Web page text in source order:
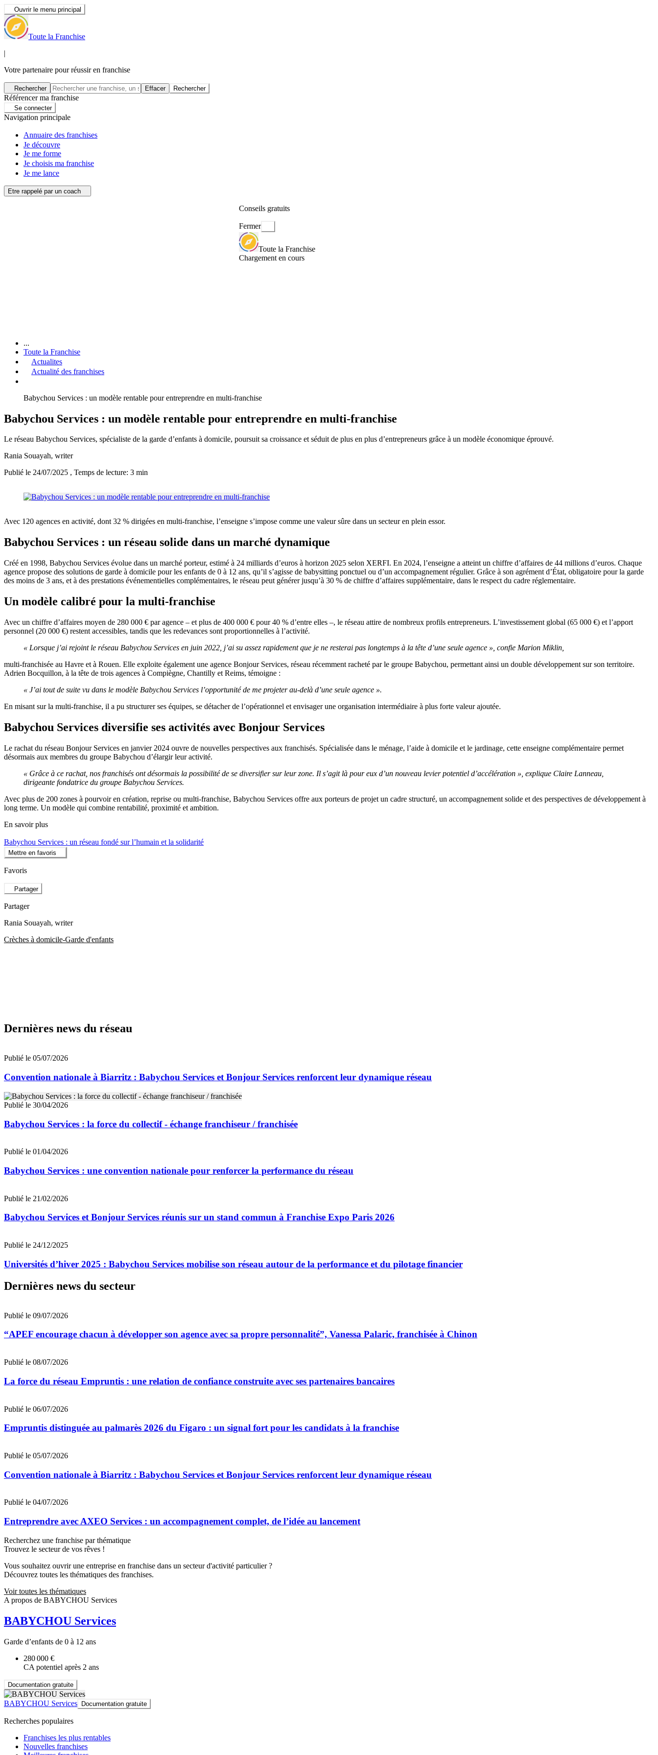
Ouvrir le menu principal
Toute la Franchise
|
Votre partenaire pour réussir en franchise
Rechercher Effacer Rechercher
Référencer ma franchise
Se connecter
Navigation principale
Annuaire des franchises
Je découvre
Je me forme
Je choisis ma franchise
Je me lance
Etre rappelé par un coach
Conseils gratuits
Fermer
Toute la Franchise
Chargement en cours
...
Toute la Franchise
Actualites
Actualité des franchises
Babychou Services : un modèle rentable pour entreprendre en multi-franchise
Babychou Services : un modèle rentable pour entreprendre en multi-franchise
Le réseau Babychou Services, spécialiste de la garde d’enfants à domicile, poursuit sa croissance et séduit de plus en plus d’entrepreneurs grâce à un modèle économique éprouvé.
Rania Souayah, writer
Publié le 24/07/2025 , Temps de lecture: 3 min
Avec 120 agences en activité, dont 32 % dirigées en multi-franchise, l’enseigne s’impose comme une valeur sûre dans un secteur en plein essor.
Babychou Services : un réseau solide dans un marché dynamique
Créé en 1998, Babychou Services évolue dans un marché porteur, estimé à 24 milliards d’euros à horizon 2025 selon XERFI. En 2024, l’enseigne a atteint un chiffre d’affaires de 44 millions d’euros. Chaque
agence propose des solutions de garde à domicile pour les enfants de 0 à 12 ans, qu’il s’agisse de babysitting ponctuel ou d’un accompagnement régulier. Grâce à son agrément d’État, obligatoire pour la garde
des moins de 3 ans, et à des prestations événementielles complémentaires, le réseau peut générer jusqu’à 30 % de chiffre d’affaires supplémentaire, dans le respect du cadre réglementaire.
Un modèle calibré pour la multi-franchise
Avec un chiffre d’affaires moyen de 280 000 € par agence – et plus de 400 000 € pour 40 % d’entre elles –, le réseau attire de nombreux profils entrepreneurs. L’investissement global (65 000 €) et l’apport
personnel (20 000 €) restent accessibles, tandis que les redevances sont proportionnelles à l’activité.
« Lorsque j’ai rejoint le réseau Babychou Services en juin 2022, j’ai su assez rapidement que je ne resterai pas longtemps à la tête d’une seule agence », confie Marion Miklin,
multi-franchisée au Havre et à Rouen. Elle exploite également une agence Bonjour Services, réseau récemment racheté par le groupe Babychou, permettant ainsi un double développement sur son territoire.
Adrien Bocquillon, à la tête de trois agences à Compiègne, Chantilly et Reims, témoigne :
« J’ai tout de suite vu dans le modèle Babychou Services l’opportunité de me projeter au-delà d’une seule agence ».
En misant sur la multi-franchise, il a pu structurer ses équipes, se détacher de l’opérationnel et envisager une organisation intermédiaire à plus forte valeur ajoutée.
Babychou Services diversifie ses activités avec Bonjour Services
Le rachat du réseau Bonjour Services en janvier 2024 ouvre de nouvelles perspectives aux franchisés. Spécialisée dans le ménage, l’aide à domicile et le jardinage, cette enseigne complémentaire permet
désormais aux membres du groupe Babychou d’élargir leur activité.
« Grâce à ce rachat, nos franchisés ont désormais la possibilité de se diversifier sur leur zone. Il s’agit là pour eux d’un nouveau levier potentiel d’accélération », explique Claire Lanneau,
dirigeante fondatrice du groupe Babychou Services.
Avec plus de 200 zones à pourvoir en création, reprise ou multi-franchise, Babychou Services offre aux porteurs de projet un cadre structuré, un accompagnement solide et des perspectives de développement à
long terme. Un modèle qui combine rentabilité, proximité et ambition.
En savoir plus
Babychou Services : un réseau fondé sur l’humain et la solidarité
Mettre en favoris
Favoris
Partager
Partager
Rania Souayah, writer
Crèches à domicile-Garde d'enfants
Dernières news du réseau
Publié le 05/07/2026
Convention nationale à Biarritz : Babychou Services et Bonjour Services renforcent leur dynamique réseau
Publié le 30/04/2026
Babychou Services : la force du collectif - échange franchiseur / franchisée
Publié le 01/04/2026
Babychou Services : une convention nationale pour renforcer la performance du réseau
Publié le 21/02/2026
Babychou Services et Bonjour Services réunis sur un stand commun à Franchise Expo Paris 2026
Publié le 24/12/2025
Universités d’hiver 2025 : Babychou Services mobilise son réseau autour de la performance et du pilotage financier
Dernières news du secteur
Publié le 09/07/2026
“APEF encourage chacun à développer son agence avec sa propre personnalité”, Vanessa Palaric, franchisée à Chinon
Publié le 08/07/2026
La force du réseau Empruntis : une relation de confiance construite avec ses partenaires bancaires
Publié le 06/07/2026
Empruntis distinguée au palmarès 2026 du Figaro : un signal fort pour les candidats à la franchise
Publié le 05/07/2026
Convention nationale à Biarritz : Babychou Services et Bonjour Services renforcent leur dynamique réseau
Publié le 04/07/2026
Entreprendre avec AXEO Services : un accompagnement complet, de l’idée au lancement
Recherchez une franchise par thématique
Trouvez le secteur de vos rêves !
Vous souhaitez ouvrir une entreprise en franchise dans un secteur d'activité particulier ?
Découvrez toutes les thématiques des franchises.
Voir toutes les thématiques
A propos de BABYCHOU Services
BABYCHOU Services
Garde d’enfants de 0 à 12 ans
280 000 €
CA potentiel après 2 ans
Documentation gratuite
BABYCHOU Services Documentation gratuite
Recherches populaires
Franchises les plus rentables
Nouvelles franchises